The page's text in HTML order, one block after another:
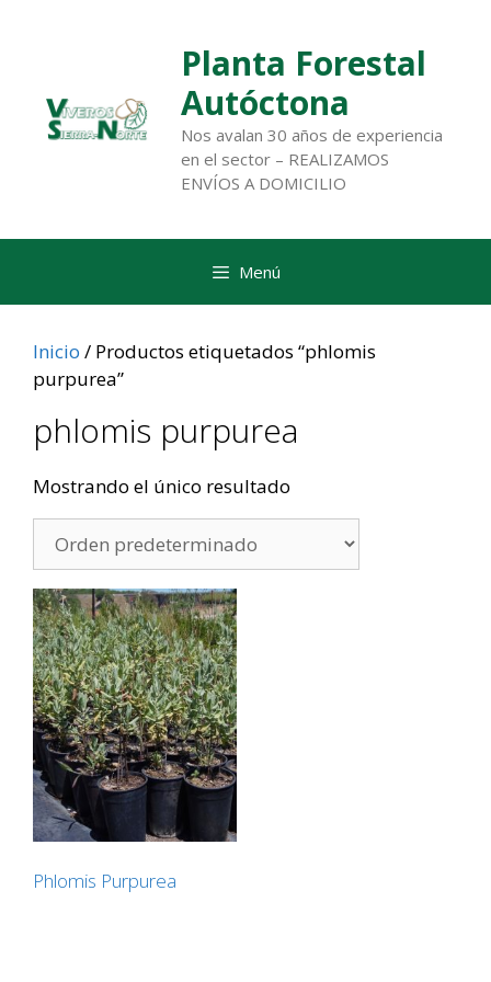
Planta Forestal
Autóctona
Nos avalan 30 años de experiencia
en el sector – REALIZAMOS
ENVÍOS A DOMICILIO
Menú
Inicio / Productos etiquetados “phlomis
purpurea”
phlomis purpurea
Mostrando el único resultado
Phlomis Purpurea